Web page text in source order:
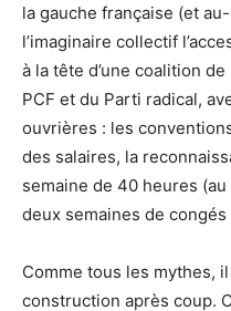
la gauche française (et
l’imaginaire collectif
à la tête d’une coalition
PCF et du Parti radical,
ouvrières : les
des salaires, la
semaine de 40 heures
deux semaines de congés
Comme tous les mythes,
construction après coup.